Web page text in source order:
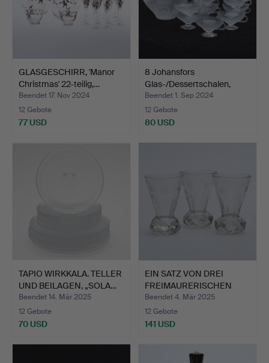
GLASGESCHIRR, 'Manor
Christmas' 22-teilig,…
Beendet 17. Nov 2024
12 Gebote
77 USD
8 Johansfors
Glas-/Dessertschalen,
Johansf…
Beendet 1. Sep 2024
12 Gebote
80 USD
TAPIO WIRKKALA. TELLER
UND BEILAGEN, „SOLA…
Beendet 14. Mär 2025
12 Gebote
70 USD
EIN SATZ VON DREI
FREIMAURERISCHEN
GLÄSERN…
Beendet 4. Mär 2025
12 Gebote
141 USD